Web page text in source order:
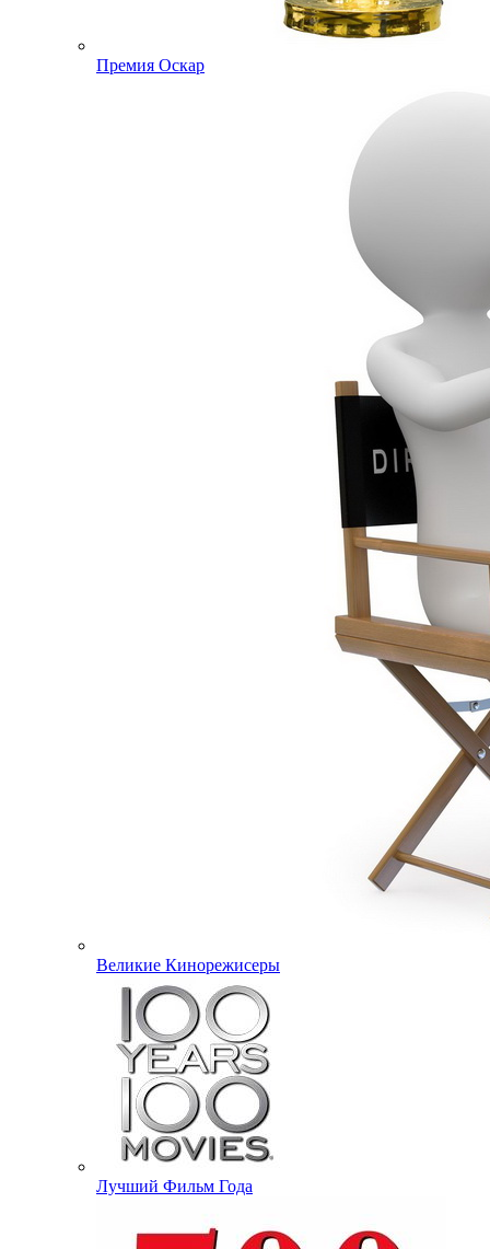
Премия Оскар
Великие Кинорежисеры
Лучший Фильм Года